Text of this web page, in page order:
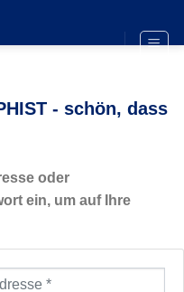
- schön, dass
oder
ein, um auf Ihre